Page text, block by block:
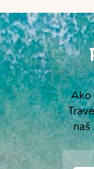
Ako
naš